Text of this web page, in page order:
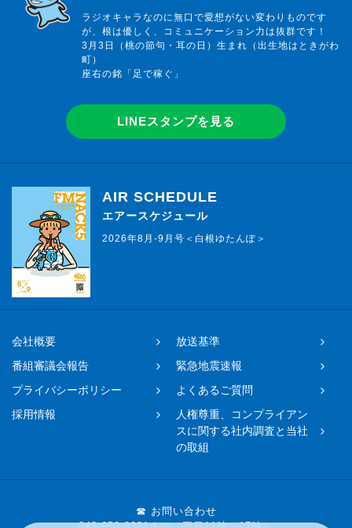
ラジオキャラなのに無口で愛想がない変わりものです
が、根は優しく、コミュニケーション力は抜群です！
3月3日（桃の節句・耳の日）生まれ（出生地はときがわ
町）
座右の銘「足で稼ぐ」
LINEスタンプを見る
AIR SCHEDULE
エアースケジュール
2026年8月-9月号＜白根ゆたんぽ＞
会社概要
放送基準
番組審議会報告
緊急地震速報
プライバシーポリシー
よくあるご質問
採用情報
人権尊重、コンプライアン
スに関する社内調査と当社
の取組
☎ お問い合わせ
048-650-0331まで（平日11時〜17時）